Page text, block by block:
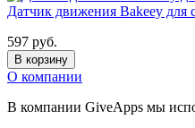
Датчик движения Bakeey
597 руб.
В корзину
О компании
В компании GiveApps мы